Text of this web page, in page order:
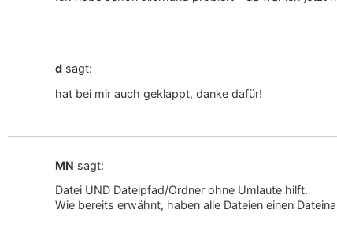
d sagt:
hat bei mir auch geklappt, danke dafür!
MN sagt:
Datei UND Dateipfad/Ordner ohne Umlaute hilft.
Wie bereits erwähnt, haben alle Dateien einen